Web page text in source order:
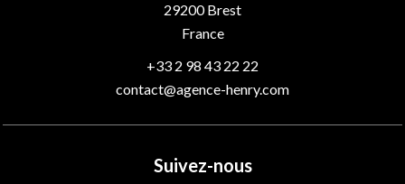
29200Brest
France
+33 2 98 43 22 22
contact@agence-henry.com
Suivez-nous